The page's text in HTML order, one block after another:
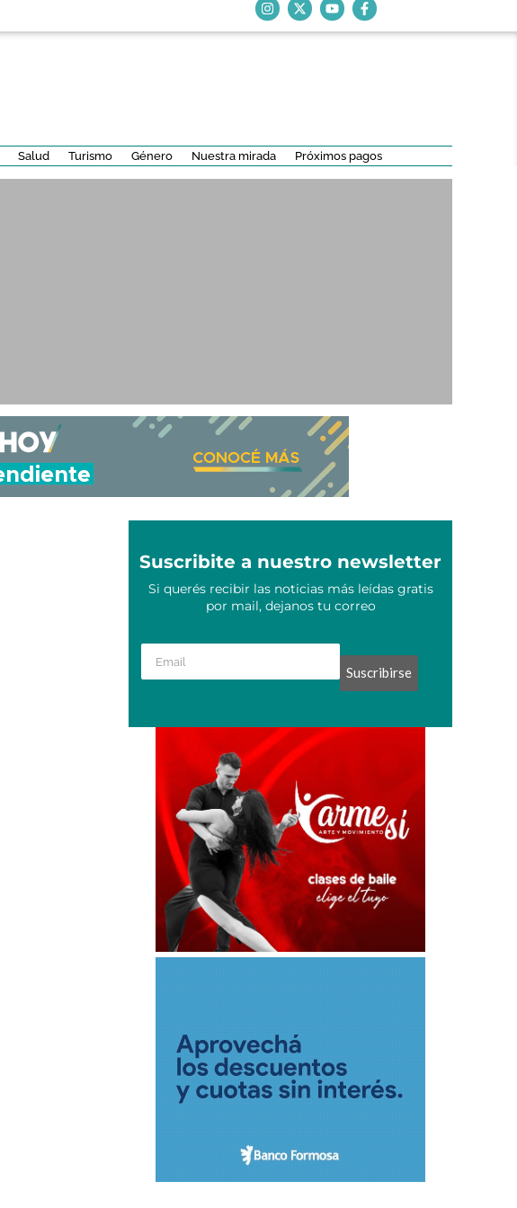
Salud Turismo Género Nuestra mirada Próximos pagos
Suscribite a nuestro newsletter
Si querés recibir las noticias más leídas gratis
por mail, dejanos tu correo
Suscribirse